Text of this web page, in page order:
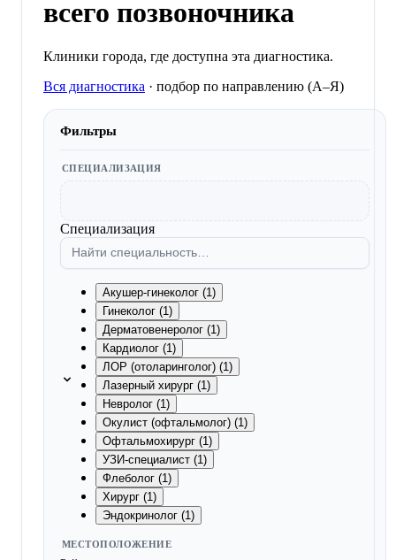
всего позвоночника
Клиники города, где доступна эта диагностика.
Вся диагностика · подбор по направлению (A–Я)
Фильтры
СПЕЦИАЛИЗАЦИЯ
Специализация
Акушер-гинеколог (1)
Гинеколог (1)
Дерматовенеролог (1)
Кардиолог (1)
ЛОР (отоларинголог) (1)
Лазерный хирург (1)
Невролог (1)
Окулист (офтальмолог) (1)
Офтальмохирург (1)
УЗИ-специалист (1)
Флеболог (1)
Хирург (1)
Эндокринолог (1)
МЕСТОПОЛОЖЕНИЕ